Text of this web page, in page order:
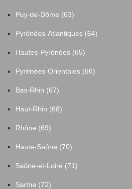
Puy-de-Dôme (63)
Pyrénées-Atlantiques (64)
Hautes-Pyrénées (65)
Pyrénées-Orientales (66)
Bas-Rhin (67)
Haut-Rhin (68)
Rhône (69)
Haute-Saône (70)
Saône-et-Loire (71)
Sarthe (72)